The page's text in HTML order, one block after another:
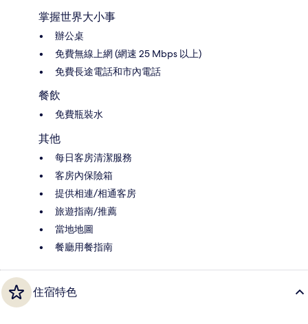
掌握世界大小事
辦公桌
免費無線上網 (網速 25 Mbps 以上)
免費長途電話和市內電話
餐飲
免費瓶裝水
其他
每日客房清潔服務
客房內保險箱
提供相連/相通客房
旅遊指南/推薦
當地地圖
餐廳用餐指南
住宿特色